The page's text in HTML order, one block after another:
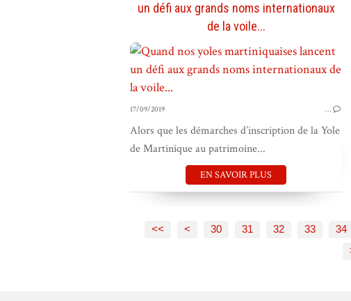
un défi aux grands noms internationaux
de la voile...
17/09/2019 …
Alors que les démarches d’inscription de la Yole
de Martinique au patrimoine...
EN SAVOIR PLUS
<< < 10
20
30 31 32 33 34